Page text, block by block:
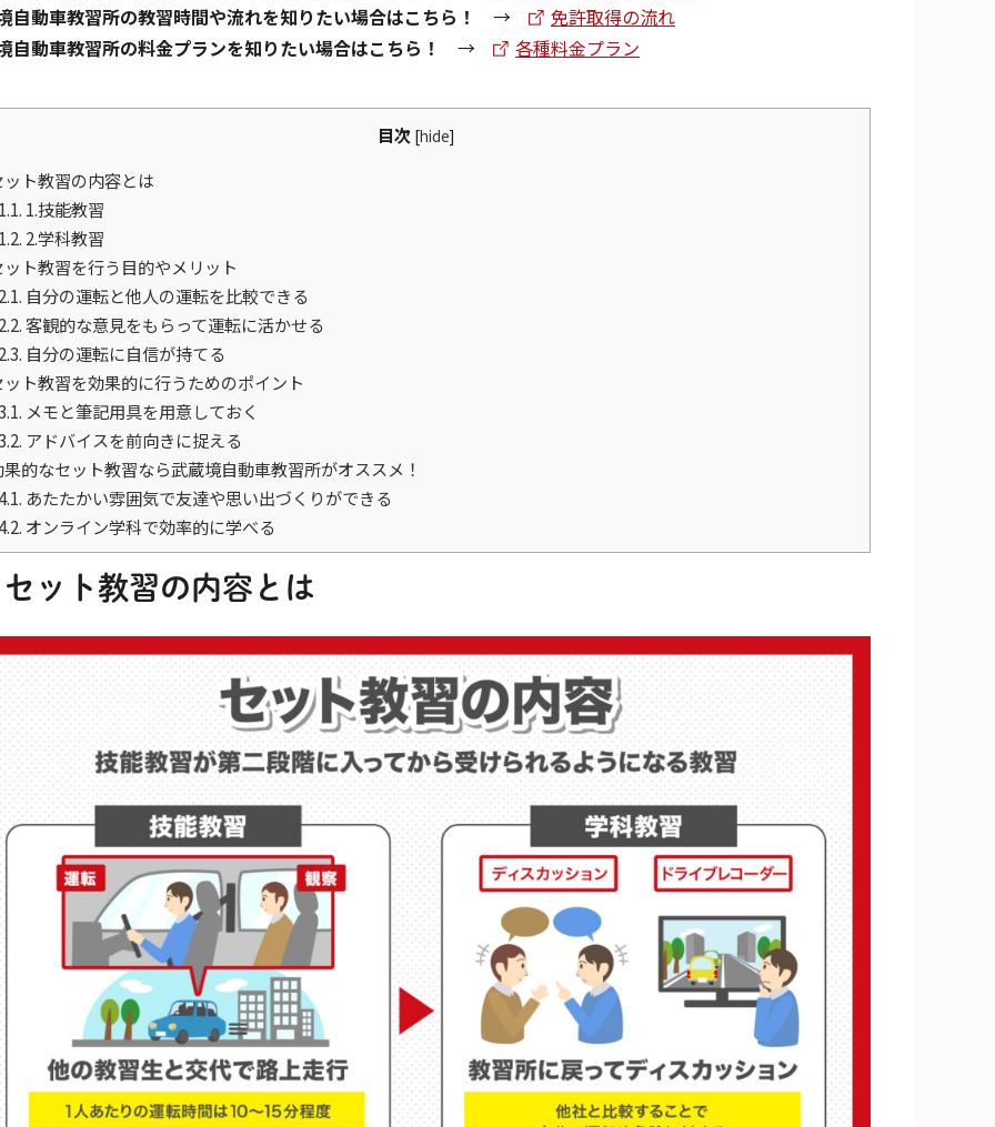
自動車教習所の教習時間や流れを知りたい場合はこちら！
→
免許取得の流れ
自動車教習所の料金プランを知りたい場合はこちら！
→ 各種料金プラン
目次 [hide]
ト教習の内容とは
1.技能教習
2.学科教習
ト教習を行う目的やメリット
自分の運転と他人の運転を比較できる
客観的な意見をもらって運転に活かせる
自分の運転に自信が持てる
ト教習を効果的に行うためのポイント
メモと筆記用具を用意しておく
アドバイスを前向きに捉える
的なセット教習なら武蔵境自動車教習所がオススメ！
あたたかい雰囲気で友達や思い出づくりができる
オンライン学科で効率的に学べる
セット教習の内容とは